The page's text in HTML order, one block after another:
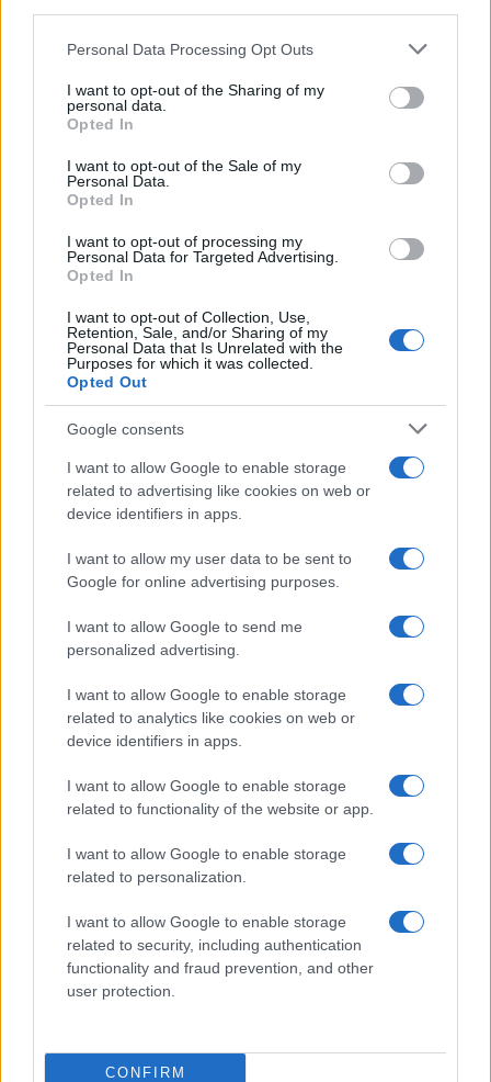
Please note that this website/app uses one or more Google
not limited to your visit or usage behaviour. You may click to
grant or deny consent to Google and its third-party tags to
use your data for below specified purposes in below Google
consent section.
Personal Data Processing Opt Outs
I want to opt-out of the Sharing of my
personal data.
Opted In
I want to opt-out of the Sale of my
Personal Data.
Opted In
I want to opt-out of processing my
Personal Data for Targeted Advertising.
Opted In
I want to opt-out of Collection, Use,
Retention, Sale, and/or Sharing of my
Personal Data that Is Unrelated with the
Purposes for which it was collected.
Opted Out
Google consents
I want to allow Google to enable storage
related to advertising like cookies on web or
device identifiers in apps.
I want to allow my user data to be sent to
Google for online advertising purposes.
I want to allow Google to send me
personalized advertising.
I want to allow Google to enable storage
related to analytics like cookies on web or
device identifiers in apps.
I want to allow Google to enable storage
related to functionality of the website or app.
I want to allow Google to enable storage
related to personalization.
I want to allow Google to enable storage
related to security, including authentication
functionality and fraud prevention, and other
user protection.
CONFIRM
Paolo Pinna
Martina Agostina Diturco
I nostri cari
I nostri cari
Giovannimaria Cabras
Invia un Comunicato Stampa Pubblicità
Vuoi rimanere sempre aggiornato?